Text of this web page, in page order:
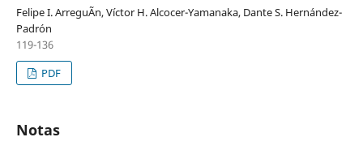
Felipe I. ArreguÃ­n, Víctor H. Alcocer-Yamanaka, Dante S. Hernández-
Padrón
119-136
PDF
Notas